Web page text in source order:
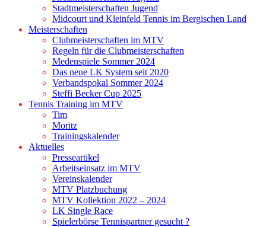
Stadtmeisterschaften Jugend
Midcourt und Kleinfeld Tennis im Bergischen Land
Meisterschaften
Clubmeisterschaften im MTV
Regeln für die Clubmeisterschaften
Medenspiele Sommer 2024
Das neue LK System seit 2020
Verbandspokal Sommer 2024
Steffi Becker Cup 2025
Tennis Training im MTV
Tim
Moritz
Trainingskalender
Aktuelles
Presseartikel
Arbeitseinsatz im MTV
Vereinskalender
MTV Platzbuchung
MTV Kollektion 2022 – 2024
LK Single Race
Spielerbörse Tennispartner gesucht ?